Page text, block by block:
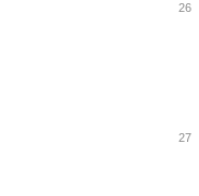
26
27